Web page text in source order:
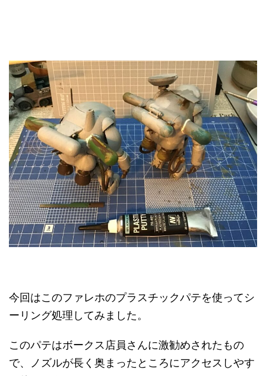
今回はこのファレホのプラスチックパテを使ってシ
ーリング処理してみました。
このパテはボークス店員さんに激勧めされたもの
で、ノズルが長く奥まったところにアクセスしやす